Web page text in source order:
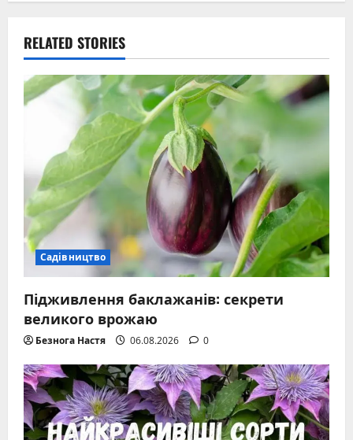
RELATED STORIES
Садівництво
Підживлення баклажанів: секрети
великого врожаю
Безнога Настя 06.08.2026 0